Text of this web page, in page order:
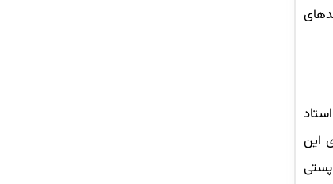
ساختمان مرکزی این